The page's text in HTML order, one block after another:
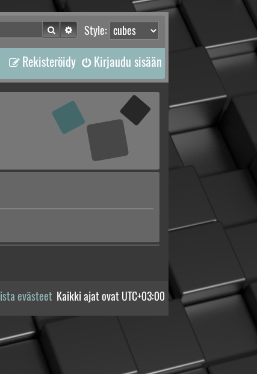
Style:
Etsi Tarkennettu haku
Kirjaudu sisään
Rekisteröidy
Kaikki ajat ovat UTC+03:00
evästeet